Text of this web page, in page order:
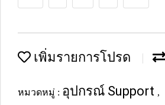
เพิ่มรายการโปรด
หมวดหมู่ : อุปกรณ์ Support ,